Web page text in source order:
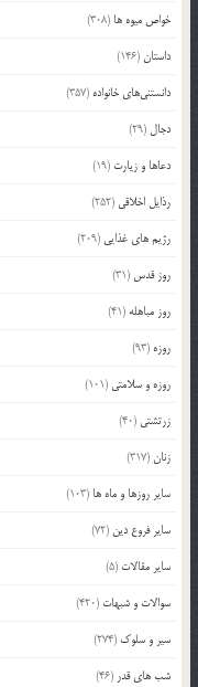
خواص میوه ها (308)
داستان(146)
دانستنی‌های خانواده (357)
دجال (29)
دعاها و زیارت (19)
رذایل اخلاقی (252)
رژیم های غذایی (209)
روز قدس (31)
روز مباهله (41)
روزه (93)
روزه و سلامتی (101)
زرتشتی (40)
زنان(317)
سایر روزها و ماه ها (103)
سایر فروع دین (72)
سایر مقالات (5)
سوالات و شبهات (420)
سیر و سلوک (274)
شب های قدر (46)